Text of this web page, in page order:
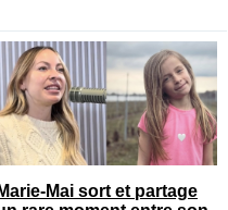
Marie-Mai sort et partage